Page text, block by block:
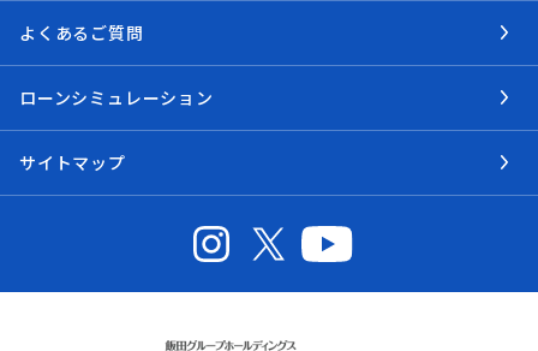
よくあるご質問
ローンシミュレーション
サイトマップ